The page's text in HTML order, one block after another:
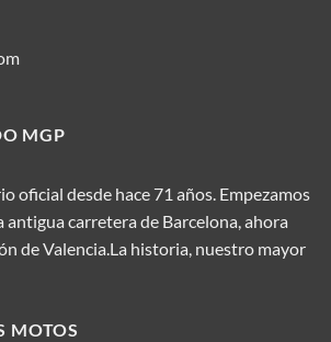
MGP
oficial desde hace 71 años. Empezamos
antigua carretera de Barcelona, ahora
de Valencia.La historia, nuestro mayor
MOTOS